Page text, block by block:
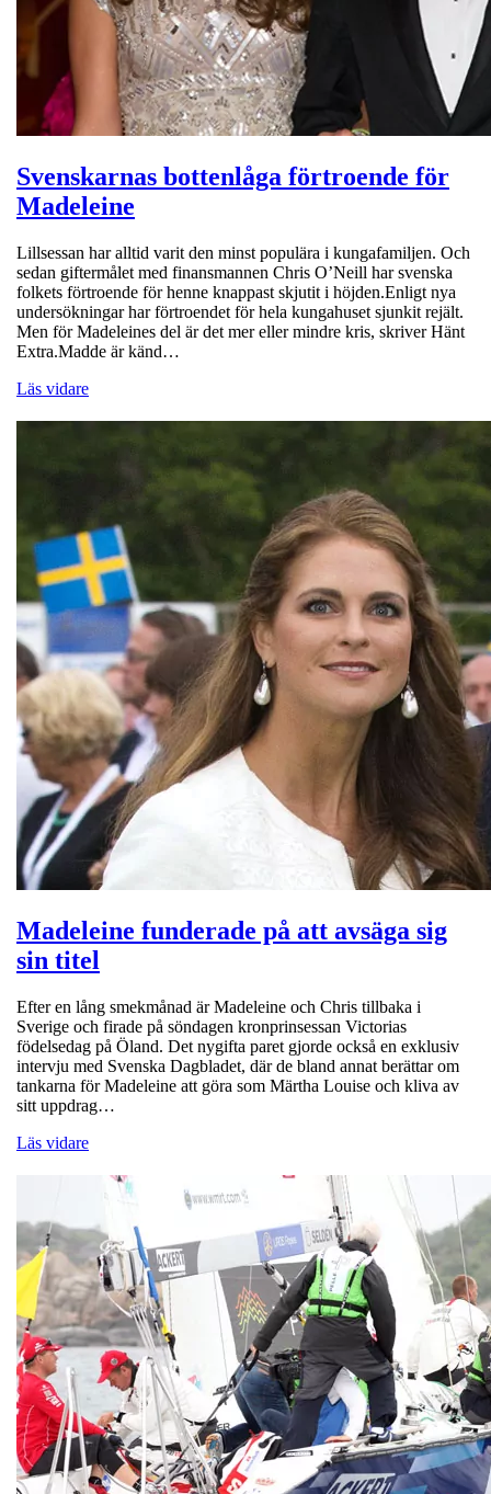
Svenskarnas bottenlåga förtroende för
Madeleine
Lillsessan har alltid varit den minst populära i kungafamiljen. Och
sedan giftermålet med finansmannen Chris O’Neill har svenska
folkets förtroende för henne knappast skjutit i höjden.Enligt nya
undersökningar har förtroendet för hela kungahuset sjunkit rejält.
Men för Madeleines del är det mer eller mindre kris, skriver Hänt
Extra.Madde är känd…
Läs vidare
Madeleine funderade på att avsäga sig
sin titel
Efter en lång smekmånad är Madeleine och Chris tillbaka i
Sverige och firade på söndagen kronprinsessan Victorias
födelsedag på Öland. Det nygifta paret gjorde också en exklusiv
intervju med Svenska Dagbladet, där de bland annat berättar om
tankarna för Madeleine att göra som Märtha Louise och kliva av
sitt uppdrag…
Läs vidare